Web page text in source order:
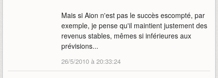
Mais si Aion n'est pas le succès escompté, par
exemple, je pense qu'il maintient justement des
revenus stables, mêmes si inférieures aux
prévisions...
26/5/2010 à 20:33:24